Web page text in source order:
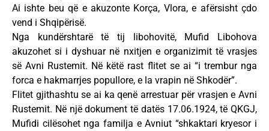
Ai ishte beu që e akuzonte Korça, Vlora, e afërsisht çdo
vend i Shqipërisë.
Nga kundërshtarë të tij libohovitë, Mufid Libohova
akuzohet si i dyshuar në nxitjen e organizimit të vrasjes
së Avni Rustemit. Në këtë rast flitet se ai “i trembur nga
forca e hakmarrjes popullore, e la vrapin në Shkodër”.
Flitet gjithashtu se ai ka qenë arrestuar për vrasjen e Avni
Rustemit. Në një dokument të datës 17.06.1924, të QKGJ,
Mufidi cilësohet nga familja e Avniut “shkaktari kryesor i